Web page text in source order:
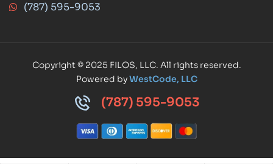
(787) 595-9053
Copyright © 2025 FILOS, LLC. All rights reserved.
Powered byWestCode, LLC
(787) 595-9053